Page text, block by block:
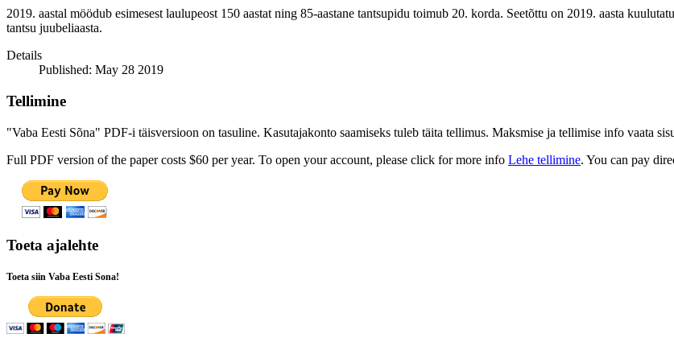
2019. aastal möödub esimesest laulupeost 150 aastat ning 85-aastane tantsupidu toimub 20. korda. Seetõttu on 2019. aasta
tantsu juubeliaasta.
Details
Published: May 28 2019
Tellimine
"Vaba Eesti Sõna" PDF-i täisversioon on tasuline. Kasutajakonto saamiseks tuleb täita tellimus. Maksmise ja tellimise info vaata
Full PDF version of the paper costs $60 per year. To open your account, please click for more info Lehe tellimine. You can pay
Toeta ajalehte
Toeta siin Vaba Eesti Sona!